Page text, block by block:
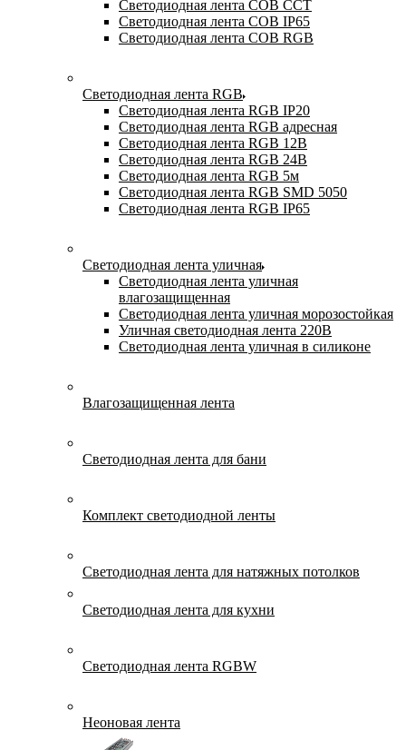
Светодиодная лента COB CCT
Светодиодная лента COB IP65
Светодиодная лента COB RGB
Светодиодная лента RGB
Светодиодная лента RGB IP20
Светодиодная лента RGB адресная
Светодиодная лента RGB 12В
Светодиодная лента RGB 24В
Светодиодная лента RGB 5м
Светодиодная лента RGB SMD 5050
Светодиодная лента RGB IP65
Светодиодная лента уличная
Светодиодная лента уличная
влагозащищенная
Светодиодная лента уличная морозостойкая
Уличная светодиодная лента 220В
Светодиодная лента уличная в силиконе
Влагозащищенная лента
Светодиодная лента для бани
Комплект светодиодной ленты
Светодиодная лента для натяжных потолков
Светодиодная лента для кухни
Светодиодная лента RGBW
Неоновая лента